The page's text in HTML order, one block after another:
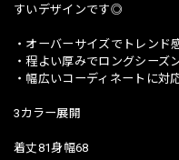
すいデザインです◎
・オーバーサイズでトレンド
・程よい厚みでロングシーズ
・幅広いコーディネートに対
3カラー展開
着丈81身幅68